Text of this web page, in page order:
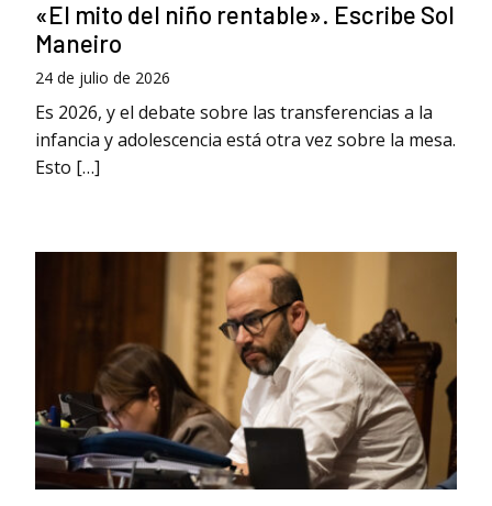
«El mito del niño rentable». Escribe Sol
Maneiro
24 de julio de 2026
Es 2026, y el debate sobre las transferencias a la
infancia y adolescencia está otra vez sobre la mesa.
Esto […]